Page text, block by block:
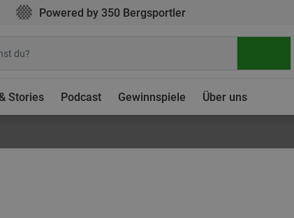
Powered by 350 Bergsportler
Stories Podcast Gewinnspiele Über uns